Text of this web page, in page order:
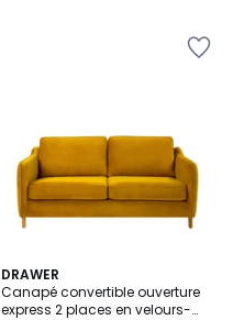
DRAWER
Canapé convertible ouverture
express 2 places en velours-
5
/
5
3
Couleurs